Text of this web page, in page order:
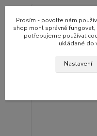
Prosím - povolte nám
shop mohl správně
potřebujeme používat
ukládané do
Nastavení